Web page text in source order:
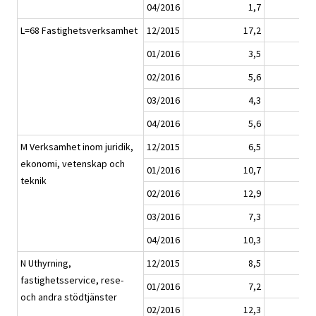
04/2016
1,7
L=68 Fastighetsverksamhet
12/2015
17,2
01/2016
3,5
02/2016
5,6
03/2016
4,3
04/2016
5,6
M Verksamhet inom juridik,
ekonomi, vetenskap och
teknik
12/2015
6,5
01/2016
10,7
02/2016
12,9
03/2016
7,3
04/2016
10,3
N Uthyrning,
fastighetsservice, rese-
och andra stödtjänster
12/2015
8,5
01/2016
7,2
02/2016
12,3